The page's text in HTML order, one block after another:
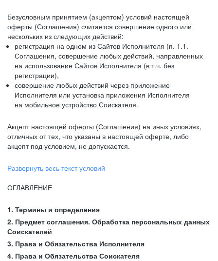
Безусловным принятием (акцептом) условий настоящей
оферты (Соглашения) считается совершение одного или
нескольких из следующих действий:
регистрация на одном из Сайтов Исполнителя (п. 1.1.
Соглашения, совершение любых действий, направленных
на использование Сайтов Исполнителя (в т.ч. без
регистрации),
совершение любых действий через приложение
Исполнителя или установка приложения Исполнителя
на мобильное устройство Соискателя.
Акцепт настоящей оферты (Соглашения) на иных условиях,
отличных от тех, что указаны в настоящей оферте, либо
акцепт под условием, не допускается.
Развернуть весь текст условий
ОГЛАВЛЕНИЕ
1. Термины и определения
2. Предмет соглашения. Обработка персональных данных
Соискателей
3. Права и Обязательства Исполнителя
4. Права и Обязательства Соискателя